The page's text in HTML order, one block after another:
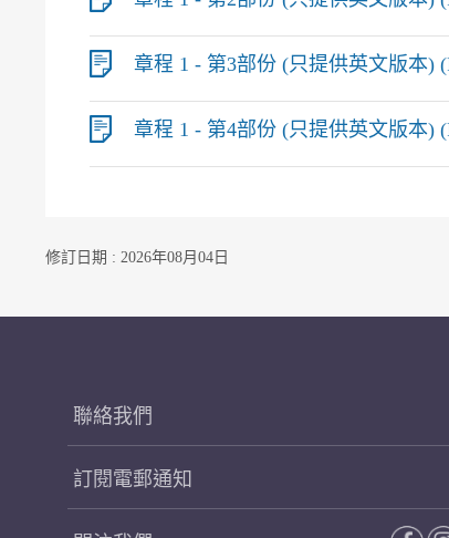
章程 1 - 第3部份 (只提供英文版本)
章程 1 - 第4部份 (只提供英文版本)
修訂日期 : 2026年08月04日
聯絡我們
訂閱電郵通知